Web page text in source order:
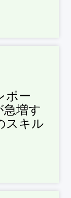
ポー
急増す
スキル